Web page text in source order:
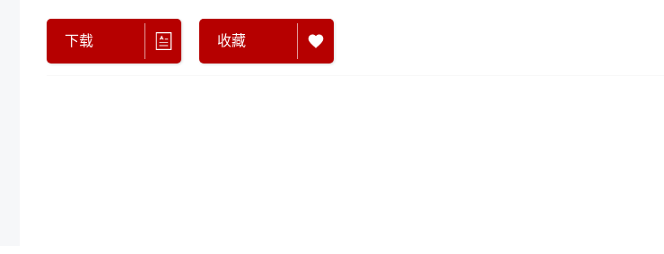
下载 收藏